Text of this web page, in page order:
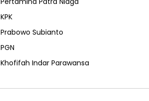
KPK
Prabowo Subianto
PGN
Khofifah Indar Parawansa